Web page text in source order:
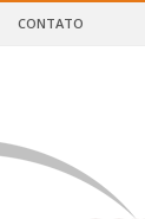
CONTATO